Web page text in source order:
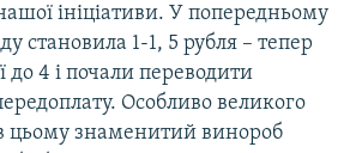
ініціативи. У попередньому
становила 1-1, 5 рубля – тепер
до 4 і почали переводити
Особливо великого
цьому знаменитий винороб